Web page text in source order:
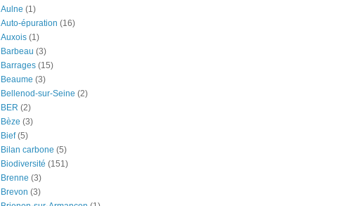
Aulne (1)
Auto-épuration (16)
Auxois (1)
Barbeau (3)
Barrages (15)
Beaume (3)
Bellenod-sur-Seine (2)
BER (2)
Bèze (3)
Bief (5)
Bilan carbone (5)
Biodiversité (151)
Brenne (3)
Brevon (3)